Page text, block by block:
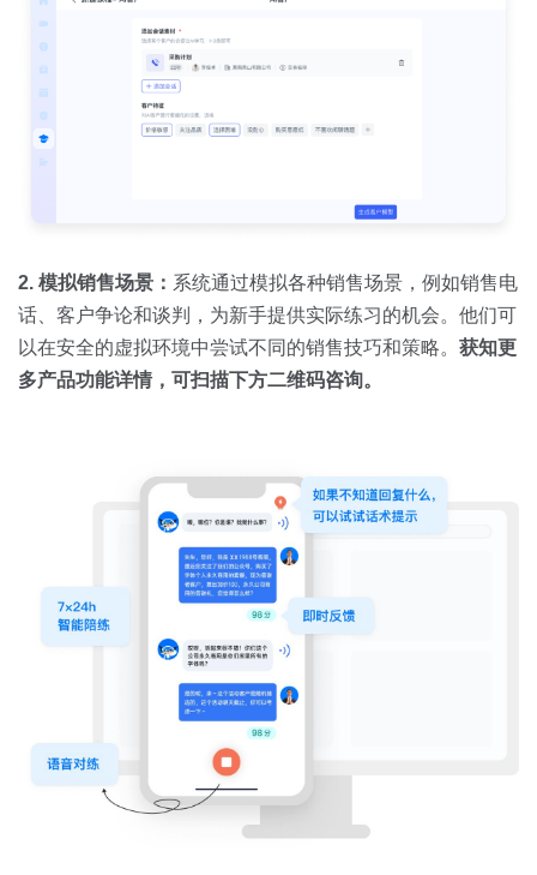
2. 模拟销售场景： 系统通过模拟各种销售场景，例如销售电
话、客户争论和谈判，为新手提供实际练习的机会。他们可
以在安全的虚拟环境中尝试不同的销售技巧和策略。 获知更
多产品功能详情，可扫描下方二维码咨询。